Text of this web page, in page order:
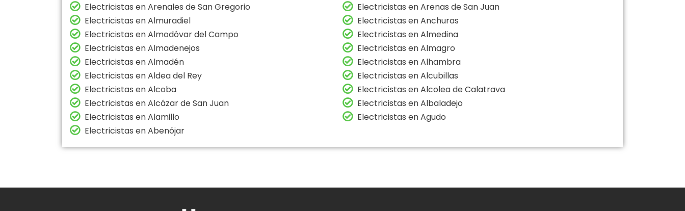
Electricistas en Arenales de San Gregorio
Electricistas en Arenas de San Juan
Electricistas en Almuradiel
Electricistas en Anchuras
Electricistas en Almodóvar del Campo
Electricistas en Almedina
Electricistas en Almadenejos
Electricistas en Almagro
Electricistas en Almadén
Electricistas en Alhambra
Electricistas en Aldea del Rey
Electricistas en Alcubillas
Electricistas en Alcoba
Electricistas en Alcolea de Calatrava
Electricistas en Alcázar de San Juan
Electricistas en Albaladejo
Electricistas en Alamillo
Electricistas en Agudo
Electricistas en Abenójar